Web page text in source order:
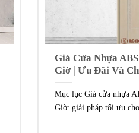
Giá Cửa Nhựa
Giờ | Ưu Đãi Và
Mục lục Giá cửa nhựa
Giờ: giải pháp tối ưu